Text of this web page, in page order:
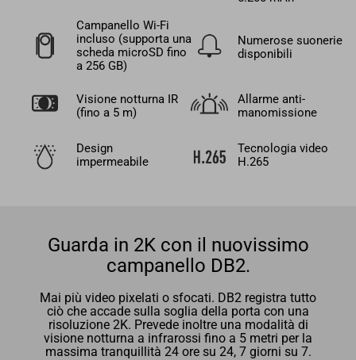
Campanello Wi-Fi
incluso (supporta una
scheda microSD fino
a 256 GB)
Numerose suonerie
disponibili
Visione notturna IR
(fino a 5 m)
Allarme anti-
manomissione
Design
impermeabile
Tecnologia video
H.265
Guarda in 2K con il nuovissimo
campanello DB2.
Mai più video pixelati o sfocati. DB2 registra tutto
ciò che accade sulla soglia della porta con una
risoluzione 2K. Prevede inoltre una modalità di
visione notturna a infrarossi fino a 5 metri per la
massima tranquillità 24 ore su 24, 7 giorni su 7.